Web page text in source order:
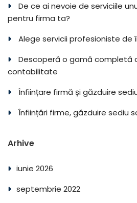
De ce ai nevoie de serviciile
pentru firma ta?
Alege servicii profesioniste de
Descoperă o gamă completă
contabilitate
Înființare firmă și găzduire
Înființări firme, găzduire sediu
Arhive
iunie 2026
septembrie 2022